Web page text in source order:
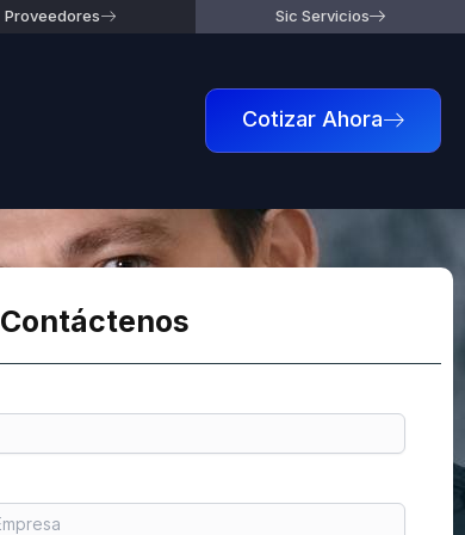
Proveedores Sic Servicios
Cotizar Ahora
Contáctenos